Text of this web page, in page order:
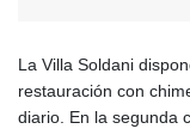
La Villa Soldani
restauración con
diario. En la segunda